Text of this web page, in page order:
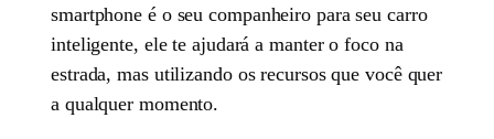
smartphone é o seu companheiro para seu carro
inteligente, ele te ajudará a manter o foco na
estrada, mas utilizando os recursos que você quer
a qualquer momento.